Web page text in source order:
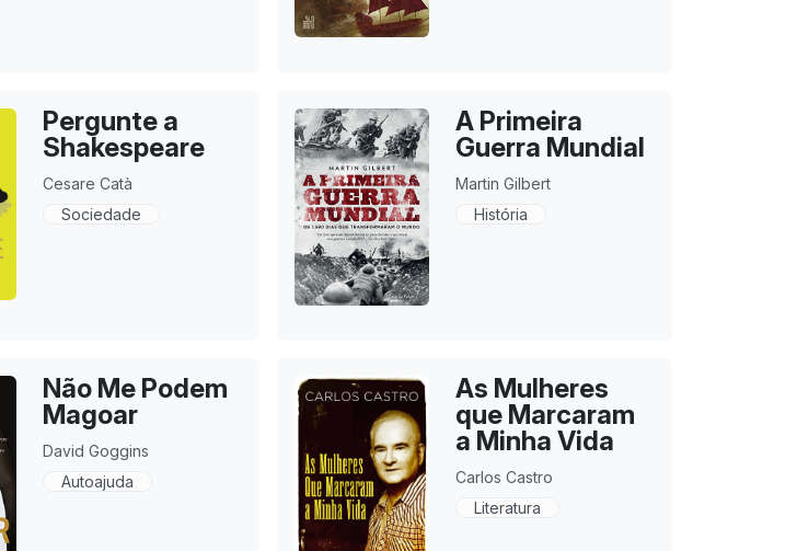
Pergunte a
Shakespeare
Cesare Catà
Sociedade
A Primeira
Guerra Mundial
Martin Gilbert
História
Não Me Podem
Magoar
David Goggins
Autoajuda
As Mulheres
que Marcaram
a Minha Vida
Carlos Castro
Literatura